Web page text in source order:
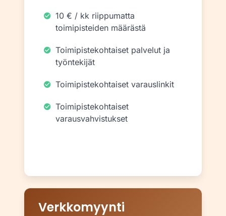
10 € / kk riippumatta
toimipisteiden määrästä
Toimipistekohtaiset palvelut ja
työntekijät
Toimipistekohtaiset varauslinkit
Toimipistekohtaiset
varausvahvistukset
Verkkomyynti